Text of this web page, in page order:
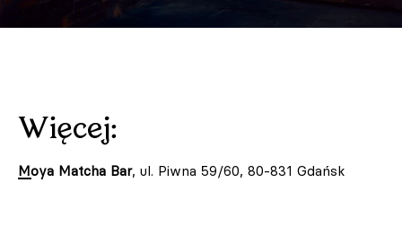
Więcej:
Moya Matcha Bar, ul. Piwna 59/60, 80-831 Gdańsk